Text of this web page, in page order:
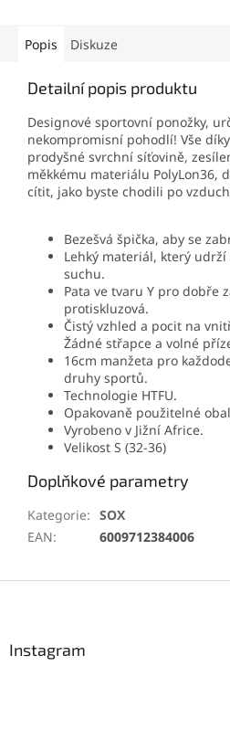
Popis Diskuze
Detailní popis produktu
Designové sportovní ponožky,
nekompromisní pohodlí! Vše
prodyšné svrchní síťovině,
měkkému materiálu PolyLon36,
cítit, jako byste chodili po
Bezešvá špička, aby se
Lehký materiál, který
suchu.
Pata ve tvaru Y pro dobře
protiskluzová.
Čistý vzhled a pocit na
Žádné střapce a volné
16cm manžeta pro
druhy sportů.
Technologie HTFU.
Opakovaně použitelné
Vyrobeno v Jižní Africe.
Velikost S (32-36)
Doplňkové parametry
Kategorie: SOX
EAN: 6009712384006
Instagram